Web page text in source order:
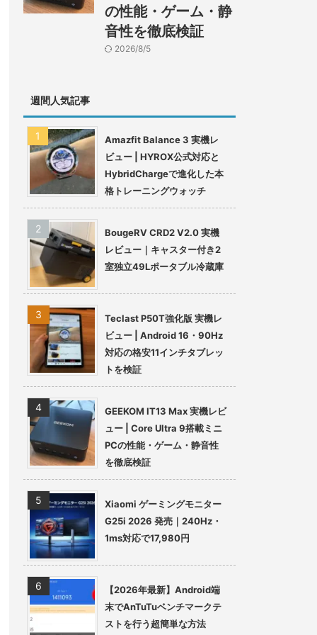
の性能・ゲーム・静
音性を徹底検証
2026/8/5
週間人気記事
Amazfit Balance 3 実機レ
ビュー | HYROX公式対応と
HybridChargeで進化した本
格トレーニングウォッチ
BougeRV CRD2 V2.0 実機
レビュー｜キャスター付き2
室独立49Lポータブル冷蔵庫
Teclast P50T強化版 実機レ
ビュー | Android 16・90Hz
対応の格安11インチタブレッ
トを検証
GEEKOM IT13 Max 実機レビ
ュー | Core Ultra 9搭載ミニ
PCの性能・ゲーム・静音性
を徹底検証
Xiaomi ゲーミングモニター
G25i 2026 発売｜240Hz・
1ms対応で17,980円
【2026年最新】Android端
末でAnTuTuベンチマークテ
ストを行う超簡単な方法